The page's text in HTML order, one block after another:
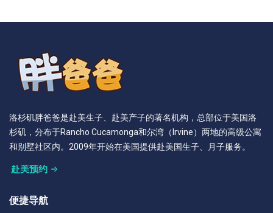
洛杉矶胖爸爸是赴美生子、赴美产子的著名机构，总部位于美国洛
杉矶，分布于Rancho Cucamonga和尔湾（Irvine）两地的高级公寓
和别墅社区内。2009年开始在美国提供赴美国生子、月子服务。
赴美预约
便捷导航